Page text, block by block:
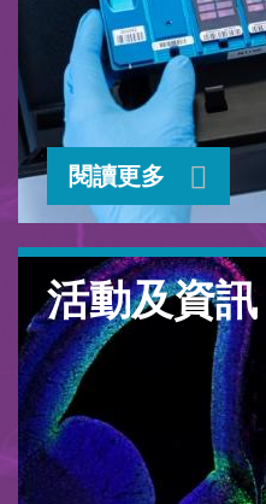
閱讀更多
活動及資訊